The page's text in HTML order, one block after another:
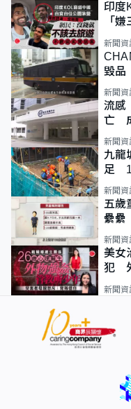
印度
「
質旅
新聞資
毀
新聞資
流感
亡
新聞資
九龍
足
新聞資
五歲
纍
類案
新聞資
美女
犯
要保
新聞資